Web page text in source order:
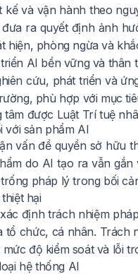
và vận hành theo
ra quyết định ảnh
hiện, phòng ngừa và
AI bền vững và thân
cứu, phát triển và
phù hợp với mục
được Luật Trí tuệ
với sản phẩm AI
vấn đề quyền sở hữu
do AI tạo ra vẫn
pháp lý trong bối
hại
định trách nhiệm
tổ chức, cá nhân.
độ kiểm soát và lỗi
hệ thống AI